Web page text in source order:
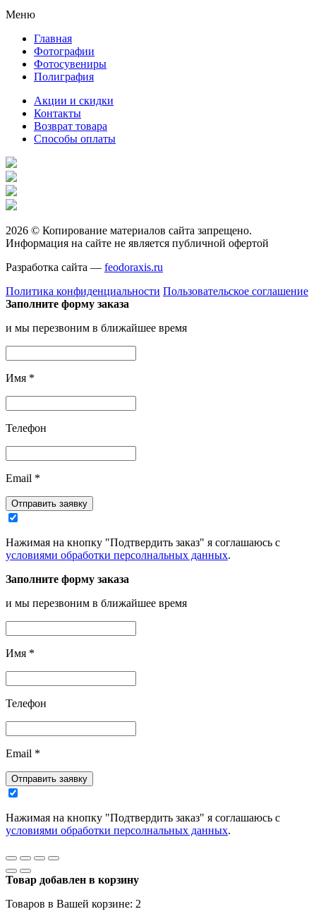
Меню
Главная
Фотографии
Фотосувениры
Полиграфия
Акции и скидки
Контакты
Возврат товара
Способы оплаты
2026 © Копирование материалов сайта запрещено.
Информация на сайте не является публичной офертой
Разработка сайта — feodoraxis.ru
Политика конфиденциальности Пользовательское соглашение
Заполните форму заказа
и мы перезвоним в ближайшее время
Имя *
Телефон
Email *
Отправить заявку
Нажимая на кнопку "Подтвердить заказ" я соглашаюсь с
условиями обработки персолнальных данных.
Заполните форму заказа
и мы перезвоним в ближайшее время
Имя *
Телефон
Email *
Отправить заявку
Нажимая на кнопку "Подтвердить заказ" я соглашаюсь с
условиями обработки персолнальных данных.
Товар добавлен в корзину
Товаров в Вашей корзине: 2